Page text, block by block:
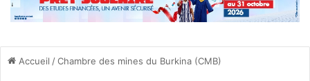
Accueil /Chambre des mines du Burkina (CMB)